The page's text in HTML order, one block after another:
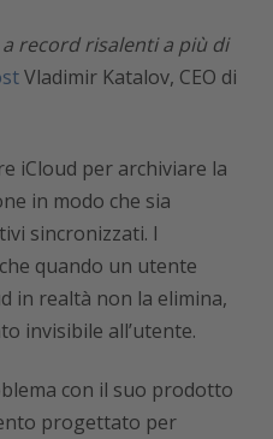
record risalenti a più di
Vladimir Katalov, CEO di
iCloud per archiviare la
in modo che sia
sincronizzati. I
quando un utente
in realtà non la elimina,
invisibile all’utente.
con il suo prodotto
progettato per